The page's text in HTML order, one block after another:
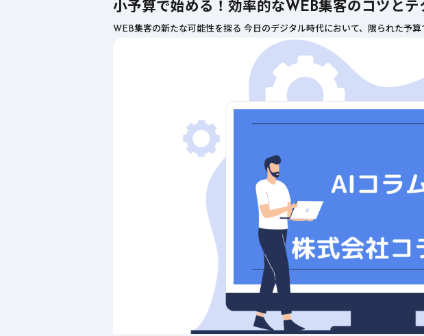
小予算で始める！効率的なWEB集客のコツとテ
WEB集客の新たな可能性を探る 今日のデジタル時代において、限られた予算